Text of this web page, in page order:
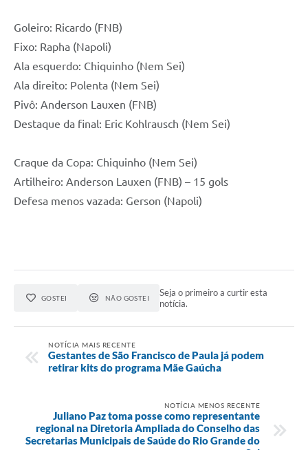
Dúvidas frequentes
Cadastro de Fornecedores
Alvarás
Proteção ambiental
Minuta Cód. Postura
NFS-e
Contas Públicas
Editais
Goleiro: Ricardo (FNB)
Fixo: Rapha (Napoli)
Ala esquerdo: Chiquinho (Nem Sei)
Ala direito: Polenta (Nem Sei)
Pivô: Anderson Lauxen (FNB)
Destaque da final: Eric Kohlrausch (Nem Sei)
Craque da Copa: Chiquinho (Nem Sei)
Artilheiro: Anderson Lauxen (FNB) – 15 gols
Defesa menos vazada: Gerson (Napoli)
GOSTEI NÃO GOSTEI
Seja o primeiro a curtir esta
notícia.
NOTÍCIA MAIS RECENTE
Gestantes de São Francisco de Paula já podem
retirar kits do programa Mãe Gaúcha
NOTÍCIA MENOS RECENTE
Juliano Paz toma posse como representante
regional na Diretoria Ampliada do Conselho das
Secretarias Municipais de Saúde do Rio Grande do